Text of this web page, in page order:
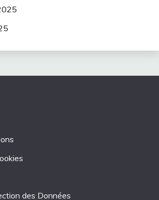
des Données